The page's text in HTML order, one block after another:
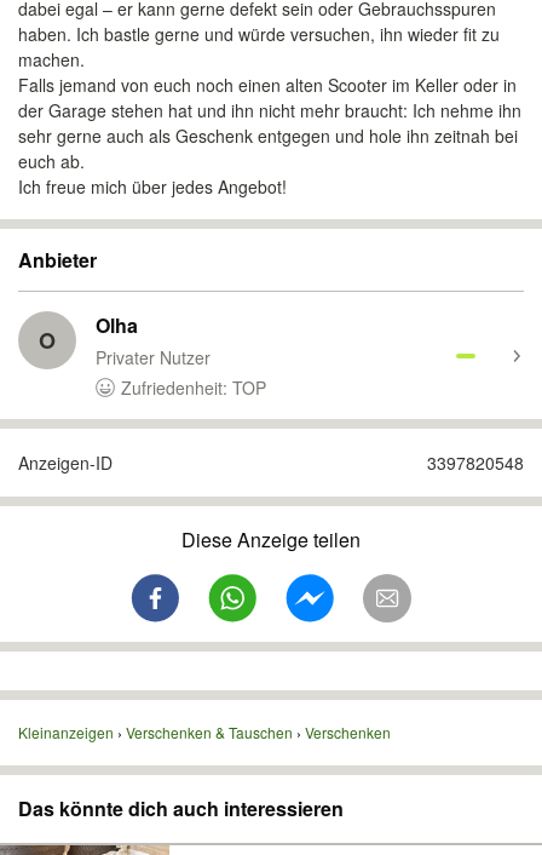
dabei egal – er kann gerne defekt sein oder Gebrauchsspuren
haben. Ich bastle gerne und würde versuchen, ihn wieder fit zu
machen.
Falls jemand von euch noch einen alten Scooter im Keller oder in
der Garage stehen hat und ihn nicht mehr braucht: Ich nehme ihn
sehr gerne auch als Geschenk entgegen und hole ihn zeitnah bei
euch ab.
Ich freue mich über jedes Angebot!
Anbieter
O Olha
Privater Nutzer
Zufriedenheit: TOP
Anzeigen-ID 3397820548
Diese Anzeige teilen
Kleinanzeigen Verschenken & Tauschen Verschenken
Das könnte dich auch interessieren